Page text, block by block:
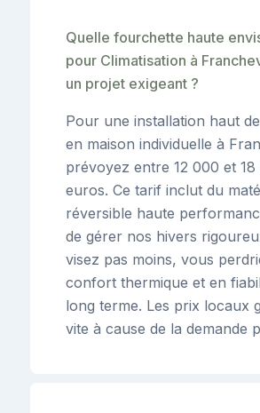
Quelle fourchette haute
pour Climatisation à
un projet exigeant ?
Pour une installation haut
en maison individuelle à
prévoyez entre 12 000 et 18
euros. Ce tarif inclut du
réversible haute
de gérer nos hivers
visez pas moins, vous
confort thermique et en
long terme. Les prix locaux
vite à cause de la demande